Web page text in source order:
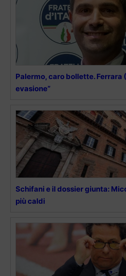
Palermo, caro bollette. Ferrara
evasione”
Schifani e il dossier giunta:
più caldi